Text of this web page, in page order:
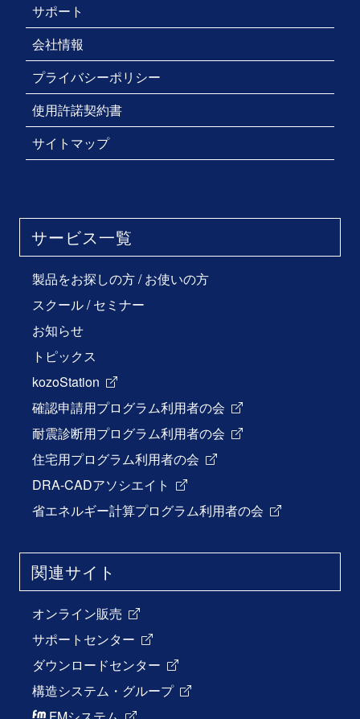
サポート
会社情報
プライバシーポリシー
使用許諾契約書
サイトマップ
サービス一覧
製品をお探しの方/お使いの方
スクール / セミナー
お知らせ
トピックス
kozoStation
確認申請用プログラム利用者の会
耐震診断用プログラム利用者の会
住宅用プログラム利用者の会
DRA-CADアソシエイト
省エネルギー計算プログラム利用者の会
関連サイト
オンライン販売
サポートセンター
ダウンロードセンター
構造システム・グループ